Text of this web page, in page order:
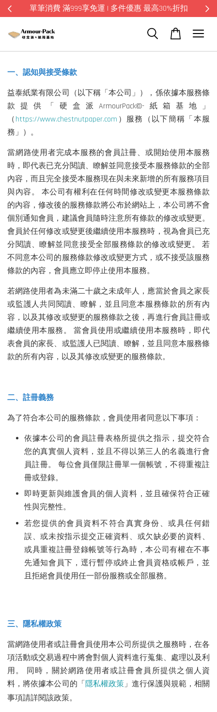
單筆消費 滿999享免運 | 多件優惠 最高30%折扣
一、認知與接受條款
益泰紙業有限公司（以下稱「本公司」），係依據本服務條
款提供
「硬盒派ArmourPack©-紙箱基地」
（https://www.chestnutpaper.com ）服務（以下簡稱「本服
務」）。
當網路使用者完成本服務的會員註冊、或開始使用本服務
時，即代表已充分閱讀、瞭解並同意接受本服務條款的全部
內容，而且完全接受本服務現在與未來新增的所有服務項目
與內容。 本公司有權利在任何時間修改或變更本服務條款
的內容，修改後的服務條款將公布於網站上，本公司將不會
個別通知會員，建議會員隨時注意所有條款的修改或變更。
會員於任何修改或變更後繼續使用本服務時，視為會員已充
分閱讀、瞭解並同意接受全部服務條款的修改或變更。 若
不同意本公司的服務條款修改或變更方式，或不接受該服務
條款的內容，會員應立即停止使用本服務。
若網路使用者為未滿二十歲之未成年人，應當於會員之家長
或監護人共同閱讀、瞭解，並且同意本服務條款的所有內
容，以及其修改或變更的服務條款之後，再進行會員註冊或
繼續使用本服務。 當會員使用或繼續使用本服務時，即代
表會員的家長、或監護人已閱讀、瞭解，並且同意本服務條
款的所有內容，以及其修改或變更的服務條款。
二、註冊義務
為了符合本公司的服務條款，會員使用者同意以下事項：
依據本公司的會員註冊表格所提供之指示，提交符合
您的真實個人資料，並且不得以第三人的名義進行會
員註冊。 每位會員僅限註冊單一個帳號，不得重複註
冊或登錄。
即時更新與維護會員的個人資料，並且確保符合正確
性與完整性。
若您提供的會員資料不符合真實身份、或具任何錯
誤、或未按指示提交正確資料、或欠缺必要的資料、
或具重複註冊登錄帳號等行為時，本公司有權在不事
先通知會員下，逕行暫停或終止會員資格或帳戶，並
且拒絕會員使用任一部份服務或全部服務。
三、隱私權政策
當網路使用者或註冊會員使用本公司所提供之服務時，在各
項活動或交易過程中將會對個人資料進行蒐集、處理以及利
用。 同時，關於網路使用者或註冊會員所提供之個人資
料，將依據本公司的「隱私權政策 」進行保護與規範，相關
事項請詳閱該政策。